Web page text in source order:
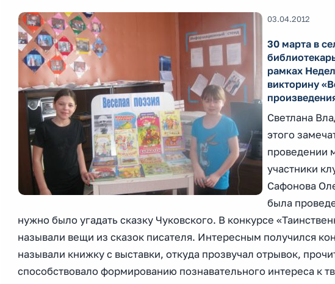
03.04.2012
30 марта в
рамках
викторину
Светлана
этого
проведении
участники
Сафонова
была
нужно было угадать сказку Чуковского. В конкурсе
называли вещи из сказок писателя. Интересным получился
называли книжку с выставки, откуда прозвучал отрывок,
способствовало формированию познавательного интереса к